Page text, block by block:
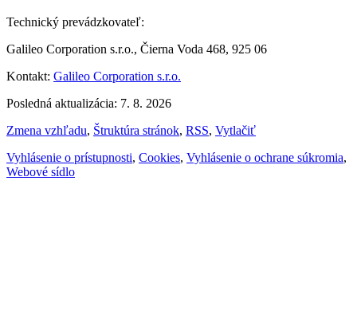
Technický prevádzkovateľ:
Galileo Corporation s.r.o., Čierna Voda 468, 925 06
Kontakt: Galileo Corporation s.r.o.
Posledná aktualizácia: 7. 8. 2026
Zmena vzhľadu, Štruktúra stránok, RSS, Vytlačiť
Vyhlásenie o prístupnosti, Cookies, Vyhlásenie o ochrane súkromia,
Webové sídlo